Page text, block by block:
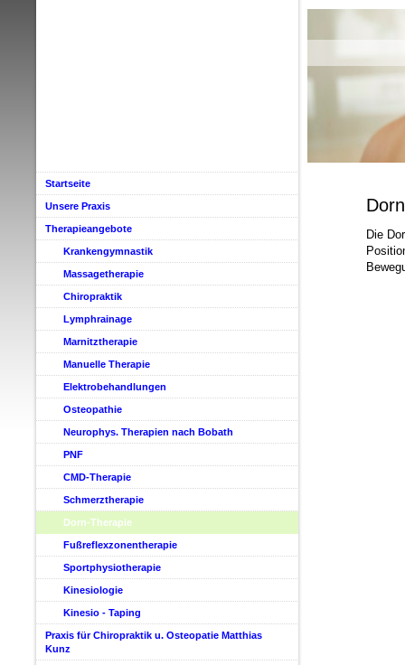
Die
Startseite
Unsere Praxis
Therapieangebote
Krankengymnastik
Massagetherapie
Chiropraktik
Lymphrainage
Marnitztherapie
Manuelle Therapie
Elektrobehandlungen
Osteopathie
Neurophys. Therapien nach Bobath
PNF
CMD-Therapie
Schmerztherapie
Dorn-Therapie
Fußreflexzonentherapie
Sportphysiotherapie
Kinesiologie
Kinesio - Taping
Praxis für Chiropraktik u. Osteopatie Matthias
Kunz